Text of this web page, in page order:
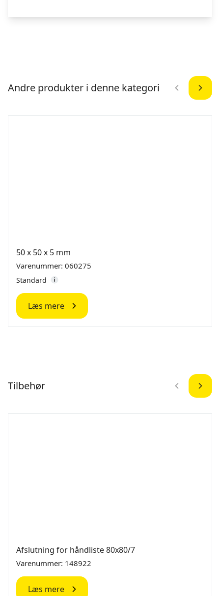
Andre produkter i denne kategori
50 x 50 x 5 mm
Varenummer: 060275
Standard
Læs mere
Tilbehør
Afslutning for håndliste 80x80/7
Varenummer: 148922
Læs mere